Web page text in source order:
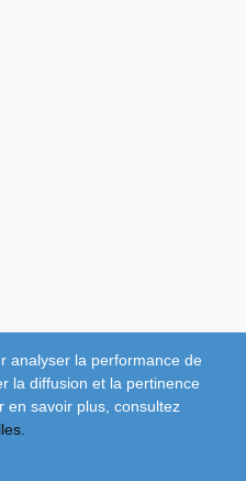
analyser la performance de
la diffusion et la pertinence
en savoir plus, consultez